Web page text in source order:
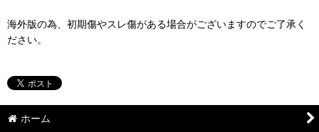
海外版の為、初期傷やスレ傷がある場合がございますのでご了承く
ださい。
ホーム